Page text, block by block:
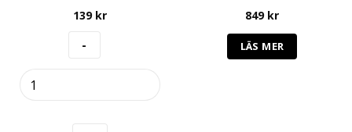
139 kr
Citruspress
849 kr
LÄS MER